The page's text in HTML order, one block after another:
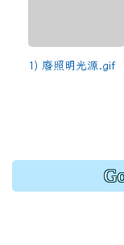
1) 廢照明光源.gif